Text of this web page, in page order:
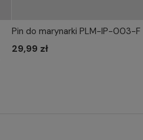
WYBIERZ ROZMIAR DO
Pin do marynarki PLM-IP-003-F
29,99 zł